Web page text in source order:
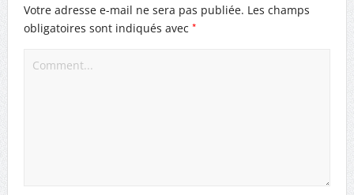
Votre adresse e-mail ne sera pas publiée. Les champs
obligatoires sont indiqués avec *